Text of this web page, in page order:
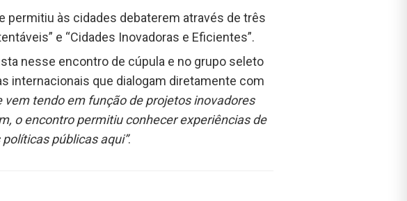
permitiu às cidades debaterem através de três
e “Cidades Inovadoras e Eficientes”.
nesse encontro de cúpula e no grupo seleto
internacionais que dialogam diretamente com
vem tendo em função de projetos inovadores
o encontro permitiu conhecer experiências de
públicas aqui”.